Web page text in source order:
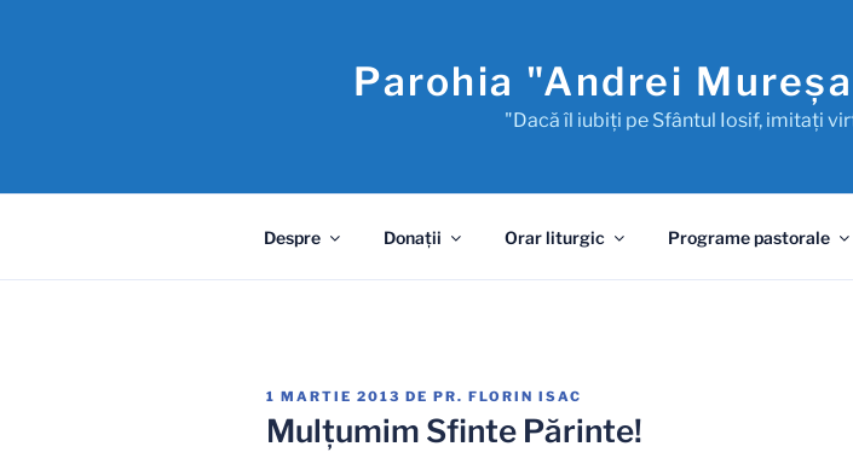
Parohia "Andrei
"Dacă îl iubiţi pe Sfântul Iosif, imitaţi
Despre Donaţii Orar liturgic Programe pastorale
PUBLICAT
PE
1 MARTIE 2013 DE PR. FLORIN ISAC
Mulţumim Sfinte Părinte!